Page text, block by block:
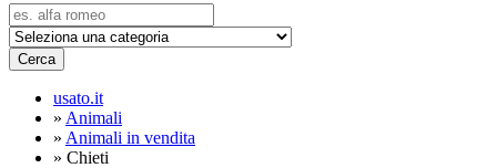
Cerca
usato.it
» Animali
» Animali in vendita
» Chieti